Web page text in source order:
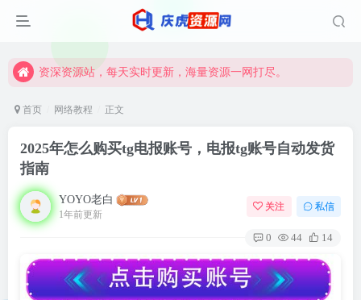
资深资源站，每天实时更新，海量资源一网打尽。
【启明网】找项目 + 低成本创业 + 减少信息差 + 见识各种项目 + 提升网创认知。
资深资源站，每天实时更新，海量资源一网打尽。
首页 网络教程 正文
2025年怎么购买tg电报账号，电报tg账号自动发货
指南
YOYO老白
1年前更新
关注 私信
0 44 14